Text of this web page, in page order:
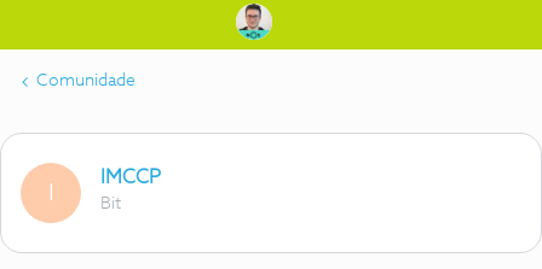
Comunidade
IMCCP
Bit